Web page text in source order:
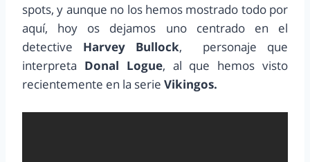
spots, y aunque no los hemos mostrado todo por
aquí, hoy os dejamos uno centrado en el
detective Harvey Bullock, personaje que
interpreta Donal Logue, al que hemos visto
recientemente en la serie Vikingos.